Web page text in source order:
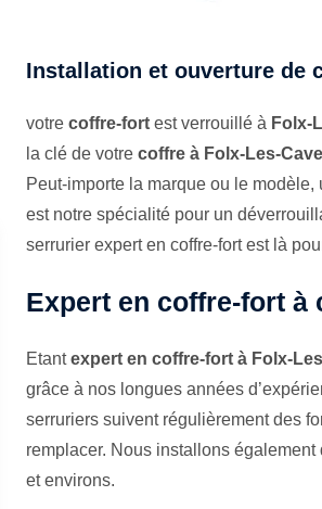
Installation et ouverture de
votrecoffre-fort est verrouillé à Folx-
la clé de votrecoffre à Folx-Les-
Peut-importe la marque ou le modèle,
est notre spécialité pour un
serrurier expert en coffre-fort est là
Expert en coffre-fort à
Etantexpert en coffre-fort à Folx-
grâce à nos longues années
serruriers suivent régulièrement des
remplacer. Nous installons
et environs.